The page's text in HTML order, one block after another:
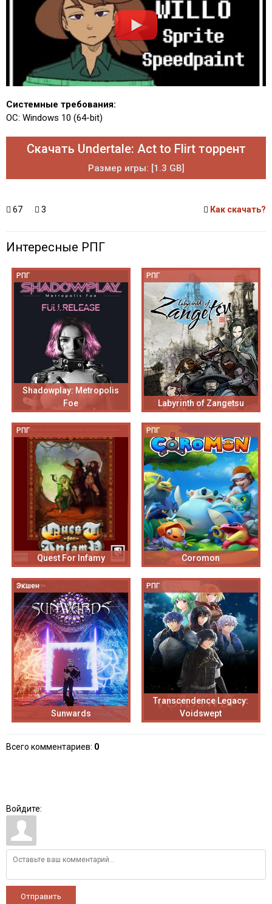
Системные требования:
ОС: Windows 10 (64-bit)
Скачать Undertale: Act to Flirt торрент
Размер игры: [1.3 GB]
67 3 Как скачать?
Интересные РПГ
РПГ
Shadowplay: Metropolis
Foe
РПГ
Labyrinth of Zangetsu
РПГ
Quest For Infamy
РПГ
Coromon
Экшен
Sunwards
РПГ
Transcendence Legacy:
Voidswept
Всего комментариев: 0
Войдите:
Отправить